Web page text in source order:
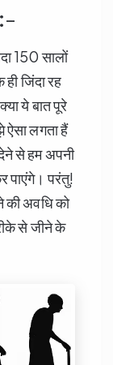
150 सालों
जिंदा रह
ये बात पूरे
ऐसा लगता हैं
से हम अपनी
पाएंगे। परंतु!
की अवधि को
से जीने के